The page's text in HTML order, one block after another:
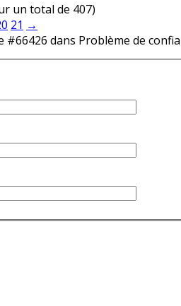
un total de 407)
21 →
#66426 dans Problème de